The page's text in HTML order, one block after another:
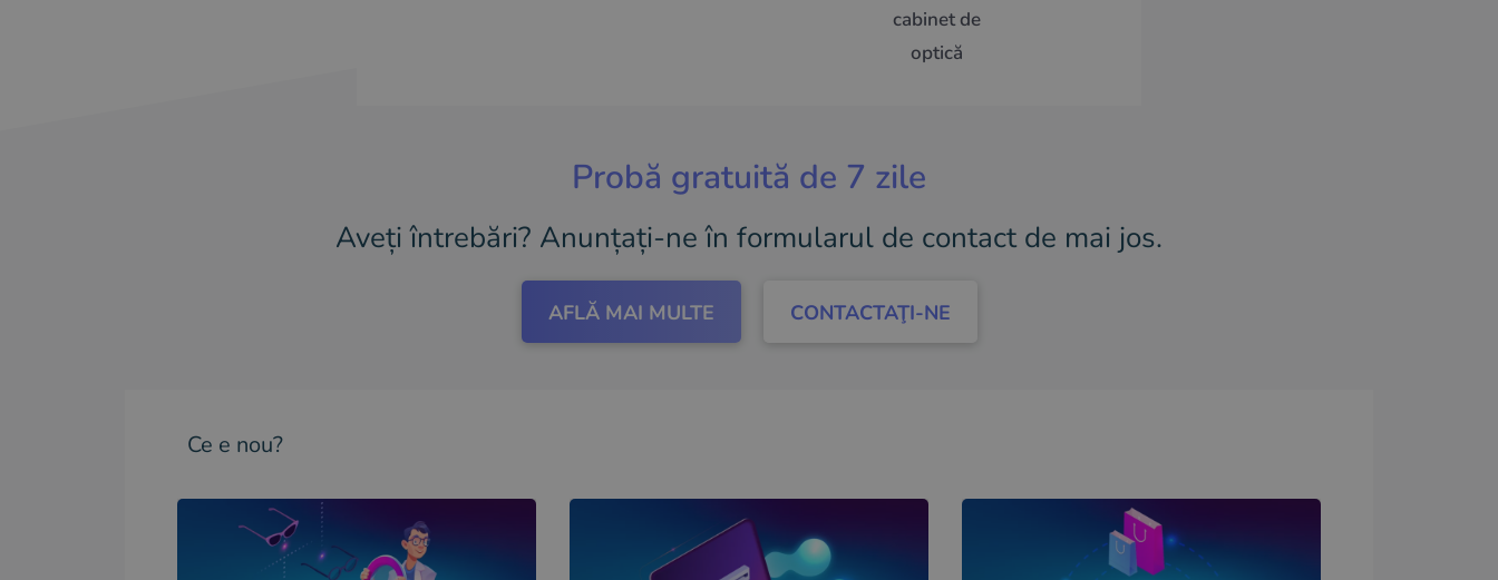
cabinet de
optică
Probă gratuită de 7 zile
Aveți întrebări? Anunțați-ne în formularul de contact de mai jos.
AFLĂ MAI MULTE CONTACTAŢI-NE
Ce e nou?